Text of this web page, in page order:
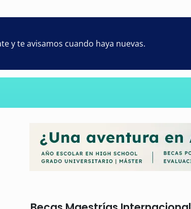
y te avisamos cuando haya nuevas.